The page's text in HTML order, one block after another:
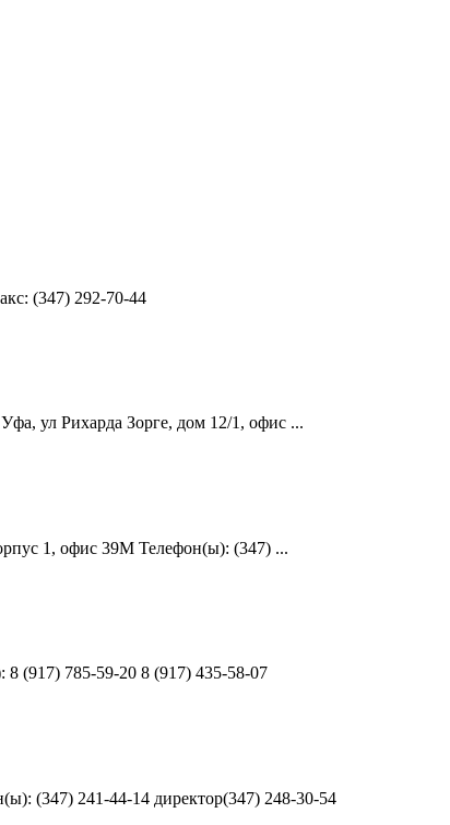
(347) 292-70-44
ул Рихарда Зорге, дом 12/1, офис ...
1, офис 39М Телефон(ы): (347) ...
(917) 785-59-20 8 (917) 435-58-07
(347) 241-44-14 директор(347) 248-30-54